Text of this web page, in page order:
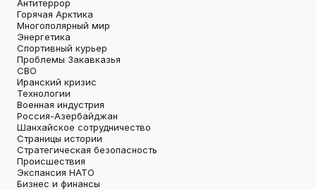
Антитеррор
Горячая Арктика
Многополярный мир
Энергетика
Спортивный курьер
Проблемы Закавказья
СВО
Иранский кризис
Технологии
Военная индустрия
Россия-Азербайджан
Шанхайское сотрудничество
Страницы истории
Стратегическая безопасность
Происшествия
Экспансия НАТО
Бизнес и финансы